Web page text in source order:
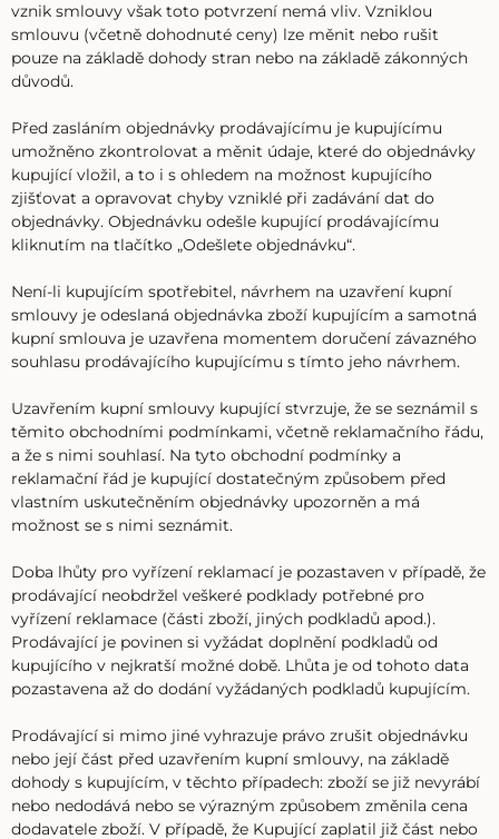
vznik smlouvy však toto potvrzení nemá vliv. Vzniklou
smlouvu (včetně dohodnuté ceny) lze měnit nebo rušit
pouze na základě dohody stran nebo na základě zákonných
důvodů.
Před zasláním objednávky prodávajícímu je kupujícímu
umožněno zkontrolovat a měnit údaje, které do objednávky
kupující vložil, a to i s ohledem na možnost kupujícího
zjišťovat a opravovat chyby vzniklé při zadávání dat do
objednávky. Objednávku odešle kupující prodávajícímu
kliknutím na tlačítko „Odešlete objednávku“.
Není-li kupujícím spotřebitel, návrhem na uzavření kupní
smlouvy je odeslaná objednávka zboží kupujícím a samotná
kupní smlouva je uzavřena momentem doručení závazného
souhlasu prodávajícího kupujícímu s tímto jeho návrhem.
Uzavřením kupní smlouvy kupující stvrzuje, že se seznámil s
těmito obchodními podmínkami, včetně reklamačního řádu,
a že s nimi souhlasí. Na tyto obchodní podmínky a
reklamační řád je kupující dostatečným způsobem před
vlastním uskutečněním objednávky upozorněn a má
možnost se s nimi seznámit.
Doba lhůty pro vyřízení reklamací je pozastaven v případě, že
prodávající neobdržel veškeré podklady potřebné pro
vyřízení reklamace (části zboží, jiných podkladů apod.).
Prodávající je povinen si vyžádat doplnění podkladů od
kupujícího v nejkratší možné době. Lhůta je od tohoto data
pozastavena až do dodání vyžádaných podkladů kupujícím.
Prodávající si mimo jiné vyhrazuje právo zrušit objednávku
nebo její část před uzavřením kupní smlouvy, na základě
dohody s kupujícím, v těchto případech: zboží se již nevyrábí
nebo nedodává nebo se výrazným způsobem změnila cena
dodavatele zboží. V případě, že Kupující zaplatil již část nebo